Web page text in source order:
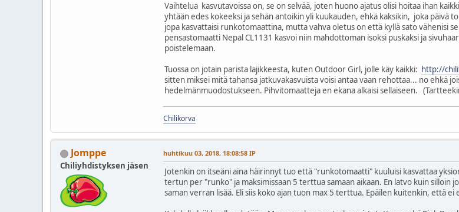
Vaihtelua kasvutavoissa on, se on selvää, joten huono ajatus olisi hoitaa ihan
yhtään edes kokeeksi ja sehän antoikin yli kuukauden, ehkä kaksikin, joka päivä
jopa kasvattaisi runkotomaattina, mutta vahva oletus on että kyllä sato vähenisi
pensastomaatti Nepal CL1131 kasvoi niin mahdottoman isoksi puskaksi ja
poistelemaan.
Tuossa on jotain parista lajikkeesta, kuten Outdoor Girl, jolle käy kaikki: http://
sitten miksei mitä tahansa jatkuvakasvuista voisi antaa vaan rehottaa... no ehkä
hedelmänmuodostukseen. Pihvitomaatteja en ekana alkaisi sellaiseen.
Chilikorva
Jomppe
Chiliyhdistyksen jäsen
huhtikuu 03, 2018, 18:08:58 IP
Jotenkin on itseäni aina häirinnyt tuo että "runkotomaatti" kuuluisi kasvattaa
tertun per "runko" ja maksimissaan 5 terttua samaan aikaan. En latvo kuin silloin
saman verran lisää. Eli siis koko ajan tuon max 5 terttua. Epäilen kuitenkin, että